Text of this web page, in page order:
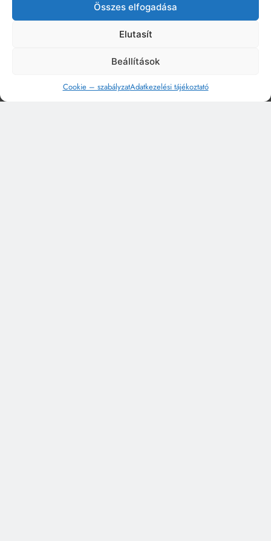
Összes elfogadása
Elutasít
Beállítások
Cookie – szabályzatAdatkezelési tájékoztató